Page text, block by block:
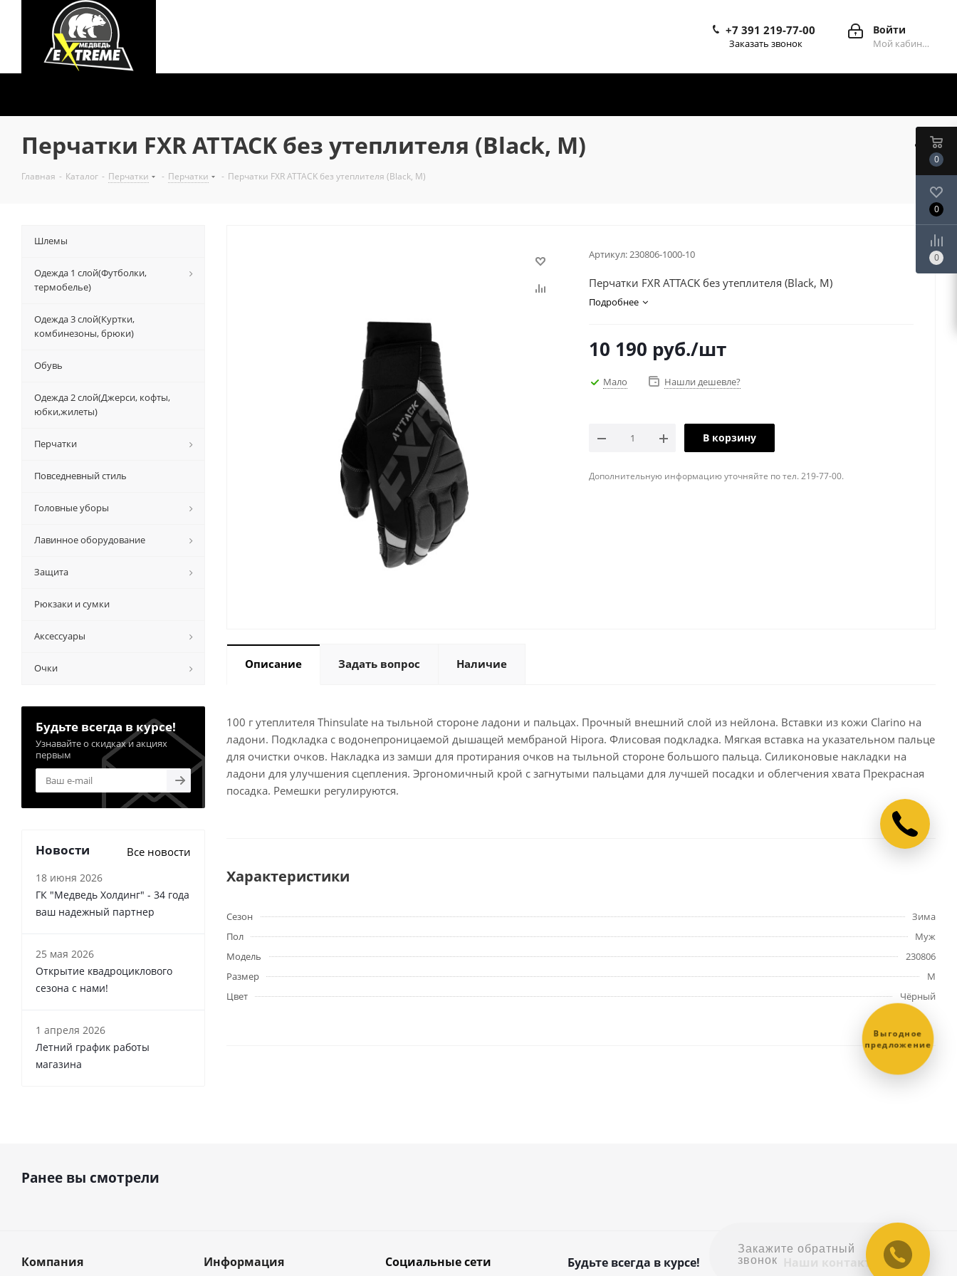
Войти
Мой кабинет
+7 391 219-77-00
Заказать звонок
Перчатки FXR ATTACK без утеплителя (Black, M)
Главная - Каталог - Перчатки - Перчатки - Перчатки FXR ATTACK без утеплителя (Black, M)
Артикул:230806-1000-10
Перчатки FXR ATTACK без утеплителя (Black, M)
Подробнее
10 190 руб./шт
Мало Нашли дешевле?
В корзину
Дополнительную информацию уточняйте по тел. 219-77-00.
Описание Задать вопрос Наличие
100 г утеплителя Thinsulate на тыльной стороне ладони и пальцах. Прочный внешний слой из нейлона. Вставки из кожи Clarino на
ладони. Подкладка с водонепроницаемой дышащей мембраной Hipora. Флисовая подкладка. Мягкая вставка на указательном пальце
для очистки очков. Накладка из замши для протирания очков на тыльной стороне большого пальца. Силиконовые накладки на
ладони для улучшения сцепления. Эргономичный крой с загнутыми пальцами для лучшей посадки и облегчения хвата Прекрасная
посадка. Ремешки регулируются.
Характеристики
Сезон
Зима
Пол
Муж
Модель
230806
Размер
M
Цвет
Чёрный
Шлемы
Одежда 1 слой(Футболки,
термобелье)
Одежда 3 слой(Куртки,
комбинезоны, брюки)
Обувь
Одежда 2 слой(Джерси, кофты,
юбки,жилеты)
Перчатки
Повседневный стиль
Головные уборы
Лавинное оборудование
Защита
Рюкзаки и сумки
Аксессуары
Очки
Будьте всегда в курсе!
Узнавайте о скидках и акциях
первым
Новости Все новости
18 июня 2026
ГК "Медведь Холдинг" - 34 года
ваш надежный партнер
25 мая 2026
Открытие квадроциклового
сезона с нами!
1 апреля 2026
Летний график работы
магазина
Ранее вы смотрели
Компания Информация Социальные сети Будьте всегда в курсе! Наши контакты
0
0
0
Выгодное
предложение
Закажите обратный
звонок